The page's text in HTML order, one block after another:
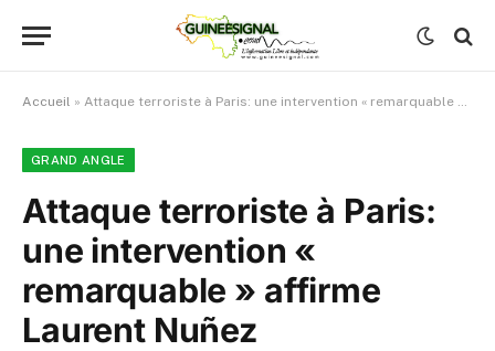
Accueil » Attaque terroriste à Paris: une intervention « remarquable » affirme Laurent Nuñez
GRAND ANGLE
Attaque terroriste à Paris:
une intervention «
remarquable » affirme
Laurent Nuñez